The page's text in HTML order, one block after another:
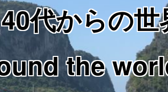
代からの世
the